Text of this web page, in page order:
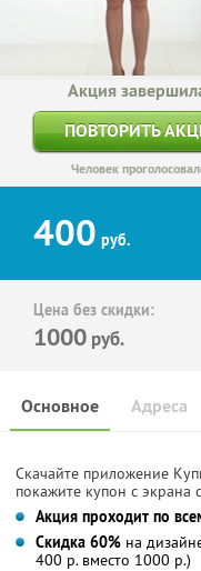
Акция
ПОВТОРИТЬ
Человек
400 руб.
Цена без скидки:
1000 руб.
Основное Адреса
Скачайте приложение
покажите купон с экрана
Акция проходит по
Скидка 60% на
400 р. вместо 1000 р.)